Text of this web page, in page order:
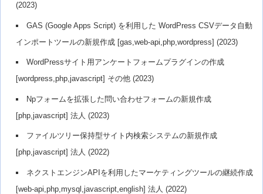
(2023)
GAS (Google Apps Script) を利用した WordPress CSVデータ自動
インポートツールの新規作成 [gas,web-api,php,wordpress] (2023)
WordPressサイト用アンケートフォームプラグインの作成
[wordpress,php,javascript] その他 (2023)
Npフォームを拡張した問い合わせフォームの新規作成
[php,javascript] 法人 (2023)
ファイルツリー保持型サイト内検索システムの新規作成
[php,javascript] 法人 (2022)
ネクストエンジンAPIを利用したマーケティングツールの継続作成
[web-api,php,mysql,javascript,english] 法人 (2022)